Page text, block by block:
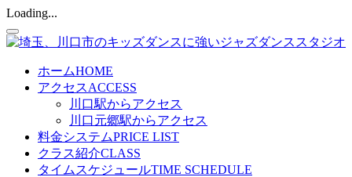
Loading...
ホームHOME
アクセスACCESS
川口駅からアクセス
川口元郷駅からアクセス
料金システムPRICE LIST
クラス紹介CLASS
タイムスケジュールTIME SCHEDULE